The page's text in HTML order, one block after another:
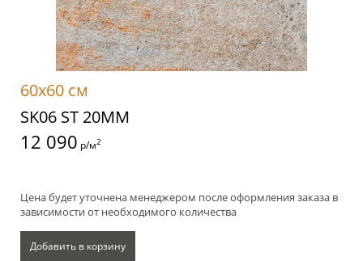
60x60 см
SK06 ST 20ММ
12 090 р/м2
Цена будет уточнена менеджером после оформления заказа в
зависимости от необходимого количества
Добавить в корзину